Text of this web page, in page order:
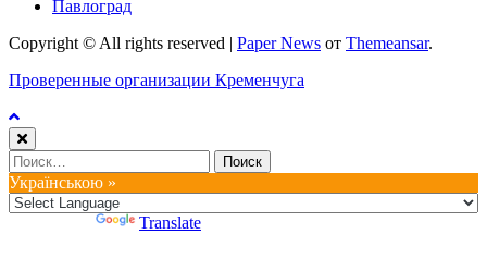
Павлоград
Copyright © All rights reserved
Paper News от Themeansar.
Проверенные организации Кременчуга
Найти:
Українською »
Translate